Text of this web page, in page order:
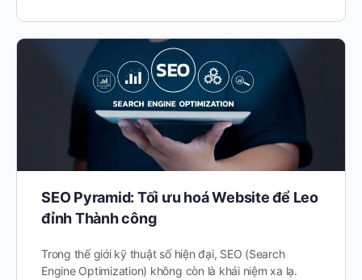
SEO Pyramid: Tối ưu hoá Website để Leo
đỉnh Thành công
Trong thế giới kỹ thuật số hiện đại, SEO (Search
Engine Optimization) không còn là khái niệm xa lạ.